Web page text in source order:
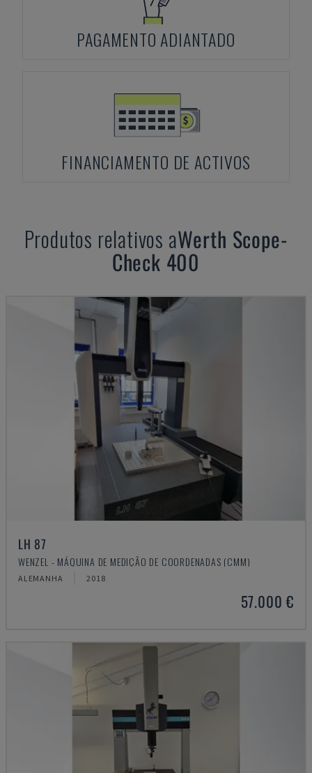
PAGAMENTO ADIANTADO
FINANCIAMENTO DE ACTIVOS
Produtos relativos aWerth Scope-
Check 400
LH 87
WENZEL - MÁQUINA DE MEDIÇÃO DE COORDENADAS (CMM)
ALEMANHA 2018
57.000 €